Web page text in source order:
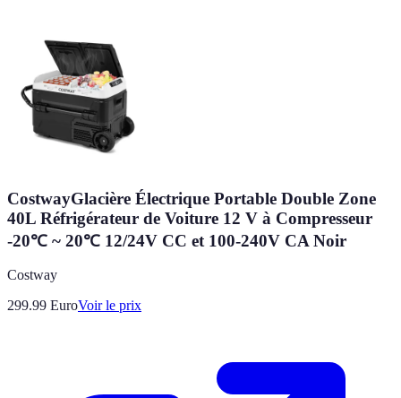
CostwayGlacière Électrique Portable Double Zone
40L Réfrigérateur de Voiture 12 V à Compresseur
-20℃ ~ 20℃ 12/24V CC et 100-240V CA Noir
Costway
299.99 EuroVoir le prix